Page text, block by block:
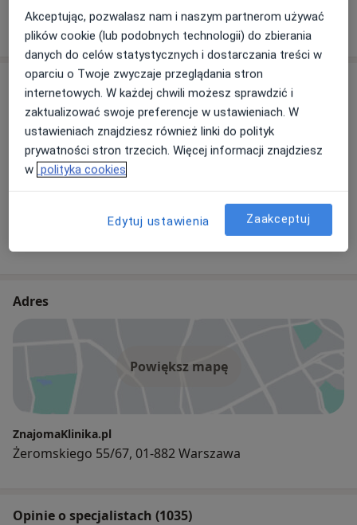
W jaki sposób ustalane są ceny?
Specjaliści
Dermatolog
Dermatolog
Adres
Powiększ mapę
ZnajomaKlinika.pl
Żeromskiego 55/67, 01-882 Warszawa
Opinie o specjalistach (1035)
Akceptując, pozwalasz nam i naszym partnerom używać
plików cookie (lub podobnych technologii) do zbierania
danych do celów statystycznych i dostarczania treści w
oparciu o Twoje zwyczaje przeglądania stron
internetowych. W każdej chwili możesz sprawdzić i
zaktualizować swoje preferencje w ustawieniach. W
ustawieniach znajdziesz również linki do polityk
prywatności stron trzecich. Więcej informacji znajdziesz
w polityka cookies
Edytuj ustawienia Zaakceptuj